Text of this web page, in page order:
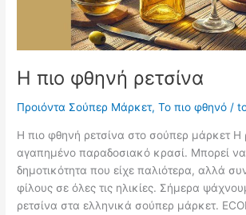
Η πιο φθηνή ρετσίνα
Προιόντα Σούπερ Μάρκετ,Το πιο φθηνό /
Η πιο φθηνή ρετσίνα στο σούπερ μάρκετ Η
αγαπημένο παραδοσιακό κρασί. Μπορεί να
δημοτικότητα που είχε παλιότερα, αλλά
φίλους σε όλες τις ηλικίες. Σήμερα
ρετσίνα στα ελληνικά σούπερ μάρκετ.